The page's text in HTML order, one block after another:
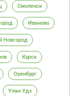
Смоленск
Иваново
Новгород
Курск
Оренбург
Улан-Удэ